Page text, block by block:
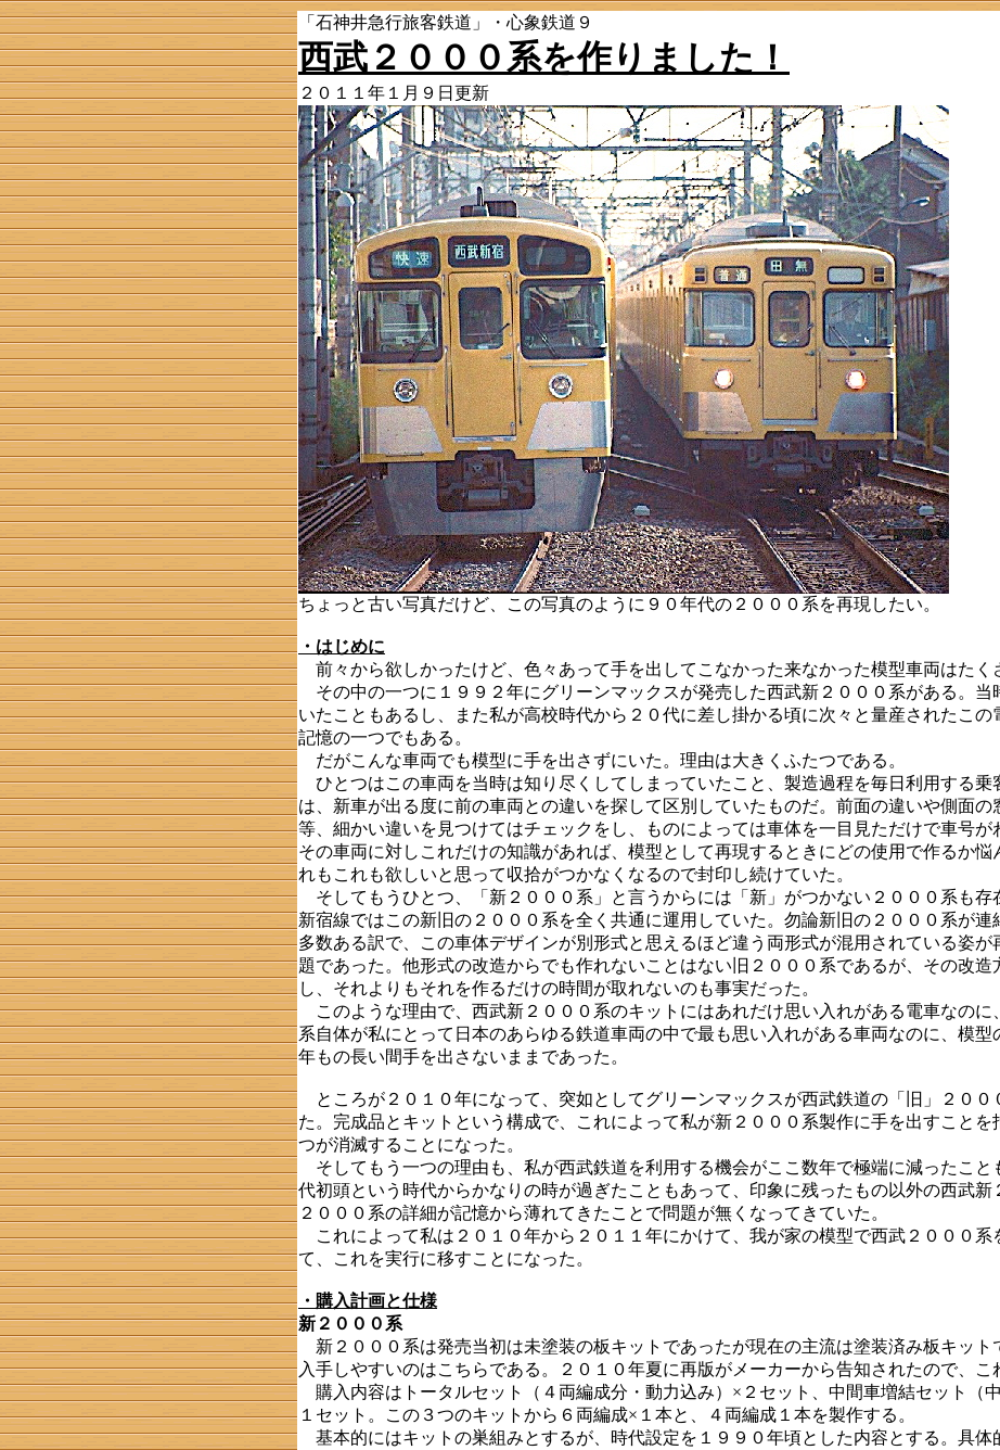
「石神井急行旅客鉄道」・心象鉄道９
西武２０００系を作りました！
２０１１年１月９日更新
ちょっと古い写真だけど、この写真のように９０年代の２０００系を再現したい。
・はじめに
前々から欲しかったけど、色々あって手を出してこなかった来なかった模型車両はたく
その中の一つに１９９２年にグリーンマックスが発売した西武新２０００系がある。当
いたこともあるし、また私が高校時代から２０代に差し掛かる頃に次々と量産されたこの
記憶の一つでもある。
だがこんな車両でも模型に手を出さずにいた。理由は大きくふたつである。
ひとつはこの車両を当時は知り尽くしてしまっていたこと、製造過程を毎日利用する乗
は、新車が出る度に前の車両との違いを探して区別していたものだ。前面の違いや側面の
等、細かい違いを見つけてはチェックをし、ものによっては車体を一目見ただけで車号が
その車両に対しこれだけの知識があれば、模型として再現するときにどの使用で作るか悩
れもこれも欲しいと思って収拾がつかなくなるので封印し続けていた。
そしてもうひとつ、「新２０００系」と言うからには「新」がつかない２０００系も存
新宿線ではこの新旧の２０００系を全く共通に運用していた。勿論新旧の２０００系が連
多数ある訳で、この車体デザインが別形式と思えるほど違う両形式が混用されている姿が
題であった。他形式の改造からでも作れないことはない旧２０００系であるが、その改造
し、それよりもそれを作るだけの時間が取れないのも事実だった。
このような理由で、西武新２０００系のキットにはあれだけ思い入れがある電車なのに
系自体が私にとって日本のあらゆる鉄道車両の中で最も思い入れがある車両なのに、模型
年もの長い間手を出さないままであった。
ところが２０１０年になって、突如としてグリーンマックスが西武鉄道の「旧」２００
た。完成品とキットという構成で、これによって私が新２０００系製作に手を出すことを
つが消滅することになった。
そしてもう一つの理由も、私が西武鉄道を利用する機会がここ数年で極端に減ったこと
代初頭という時代からかなりの時が過ぎたこともあって、印象に残ったもの以外の西武新
２０００系の詳細が記憶から薄れてきたことで問題が無くなってきていた。
これによって私は２０１０年から２０１１年にかけて、我が家の模型で西武２０００系
て、これを実行に移すことになった。
・購入計画と仕様
新２０００系
新２０００系は発売当初は未塗装の板キットであったが現在の主流は塗装済み板キット
入手しやすいのはこちらである。２０１０年夏に再版がメーカーから告知されたので、こ
購入内容はトータルセット（４両編成分・動力込み）×２セット、中間車増結セット（
１セット。この３つのキットから６両編成×１本と、４両編成１本を製作する。
基本的にはキットの巣組みとするが、時代設定を１９９０年頃とした内容とする。具体